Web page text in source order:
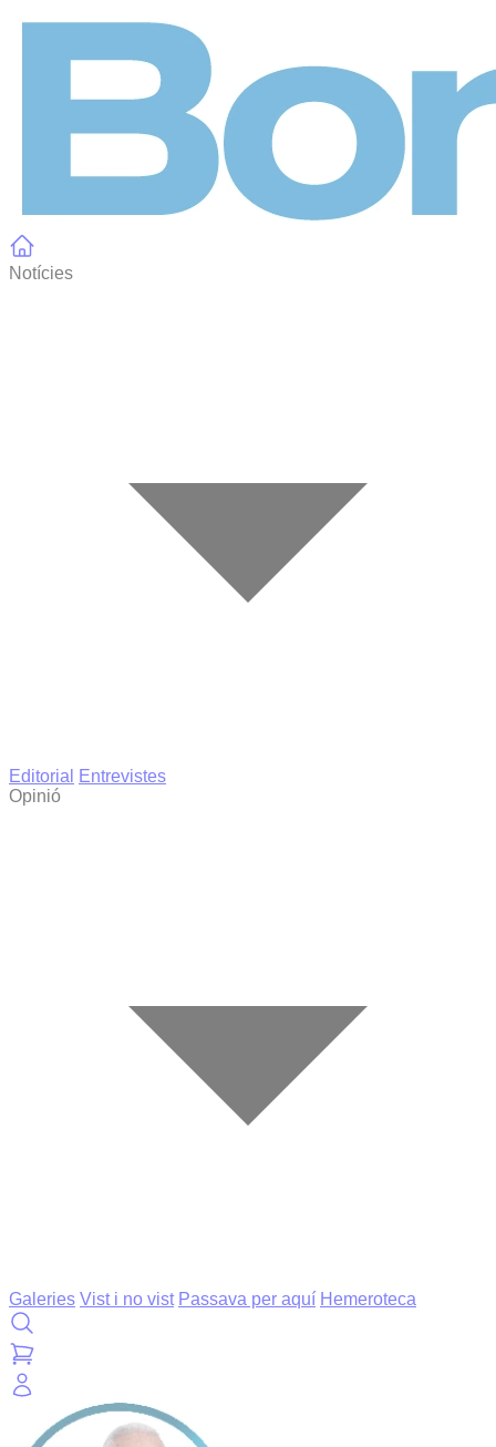
Notícies
Editorial
Entrevistes
Opinió
Galeries Vist i no vist Passava per aquí Hemeroteca